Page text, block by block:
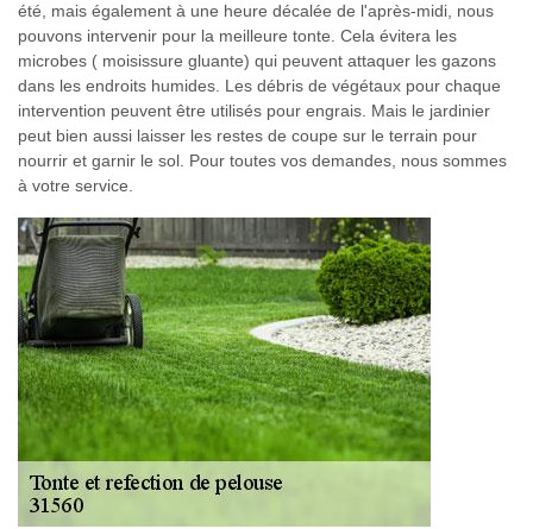
été, mais également à une heure décalée de l'après-midi, nous
pouvons intervenir pour la meilleure tonte. Cela évitera les
microbes ( moisissure gluante) qui peuvent attaquer les gazons
dans les endroits humides. Les débris de végétaux pour chaque
intervention peuvent être utilisés pour engrais. Mais le jardinier
peut bien aussi laisser les restes de coupe sur le terrain pour
nourrir et garnir le sol. Pour toutes vos demandes, nous sommes
à votre service.